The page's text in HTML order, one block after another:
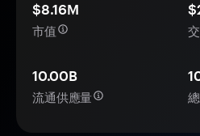
$8.16M
市值
10.00B
流通供應量